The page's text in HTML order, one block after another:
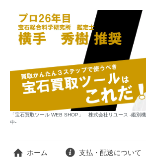
「宝石買取ツール WEB SHOP」 株式会社リユース -鑑別
中-
ホーム 支払・配送について